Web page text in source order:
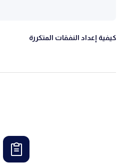
كيفية إعداد النفقات المتكررة